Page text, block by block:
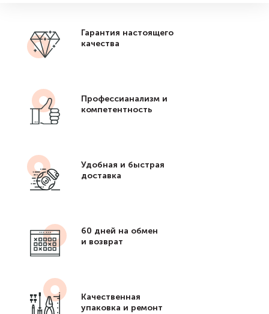
Гарантия настоящего
качества
Профессианализм и
компетентность
Удобная и быстрая
доставка
60 дней на обмен
и возврат
Качественная
упаковка и ремонт